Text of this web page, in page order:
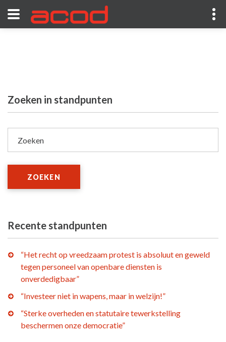
Zoeken in standpunten
Zoeken
ZOEKEN
Recente standpunten
“Het recht op vreedzaam protest is absoluut en geweld
tegen personeel van openbare diensten is
onverdedigbaar”
“Investeer niet in wapens, maar in welzijn!”
“Sterke overheden en statutaire tewerkstelling
beschermen onze democratie”